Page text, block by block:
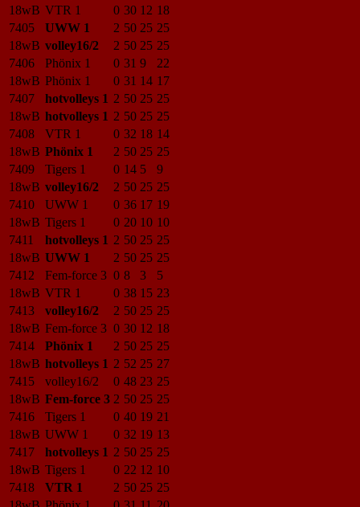
18wB VTR 1 0 30 12 18
7405
UWW 1 2 50 25 25
18wB volley16/2 2 50 25 25
7406
Phönix 1 0 31 9
22
18wB Phönix 1 0 31 14 17
7407
hotvolleys 1 2 50 25 25
18wB hotvolleys 1 2 50 25 25
7408
VTR 1 0 32 18 14
18wB Phönix 1 2 50 25 25
7409
Tigers 1 0 14 5
9
18wB volley16/2 2 50 25 25
7410
UWW 1 0 36 17 19
18wB Tigers 1 0 20 10 10
7411
hotvolleys 1 2 50 25 25
18wB UWW 1 2 50 25 25
7412
Fem-force 3 0 8 3
5
18wB VTR 1 0 38 15 23
7413
volley16/2 2 50 25 25
18wB Fem-force 3 0 30 12 18
7414
Phönix 1 2 50 25 25
18wB hotvolleys 1 2 52 25 27
7415
volley16/2 0 48 23 25
18wB Fem-force 3 2 50 25 25
7416
Tigers 1 0 40 19 21
18wB UWW 1 0 32 19 13
7417
hotvolleys 1 2 50 25 25
18wB Tigers 1 0 22 12 10
7418
VTR 1 2 50 25 25